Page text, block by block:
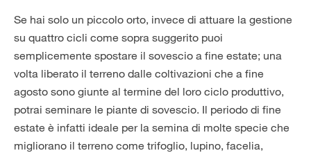
Se hai solo un piccolo orto, invece di attuare la gestione
su quattro cicli come sopra suggerito puoi
semplicemente spostare il sovescio a fine estate; una
volta liberato il terreno dalle coltivazioni che a fine
agosto sono giunte al termine del loro ciclo produttivo,
potrai seminare le piante di sovescio. Il periodo di fine
estate è infatti ideale per la semina di molte specie che
migliorano il terreno come trifoglio, lupino, facelia,